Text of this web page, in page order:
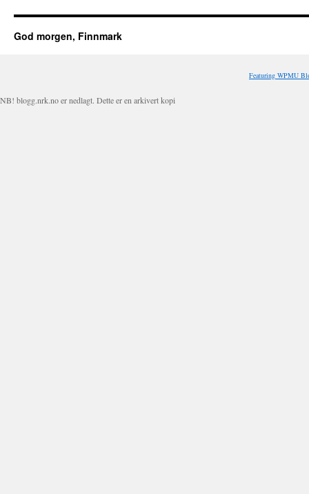
God morgen, Finnmark
Featuring WPMU
NB! blogg.nrk.no er nedlagt. Dette er en arkivert kopi